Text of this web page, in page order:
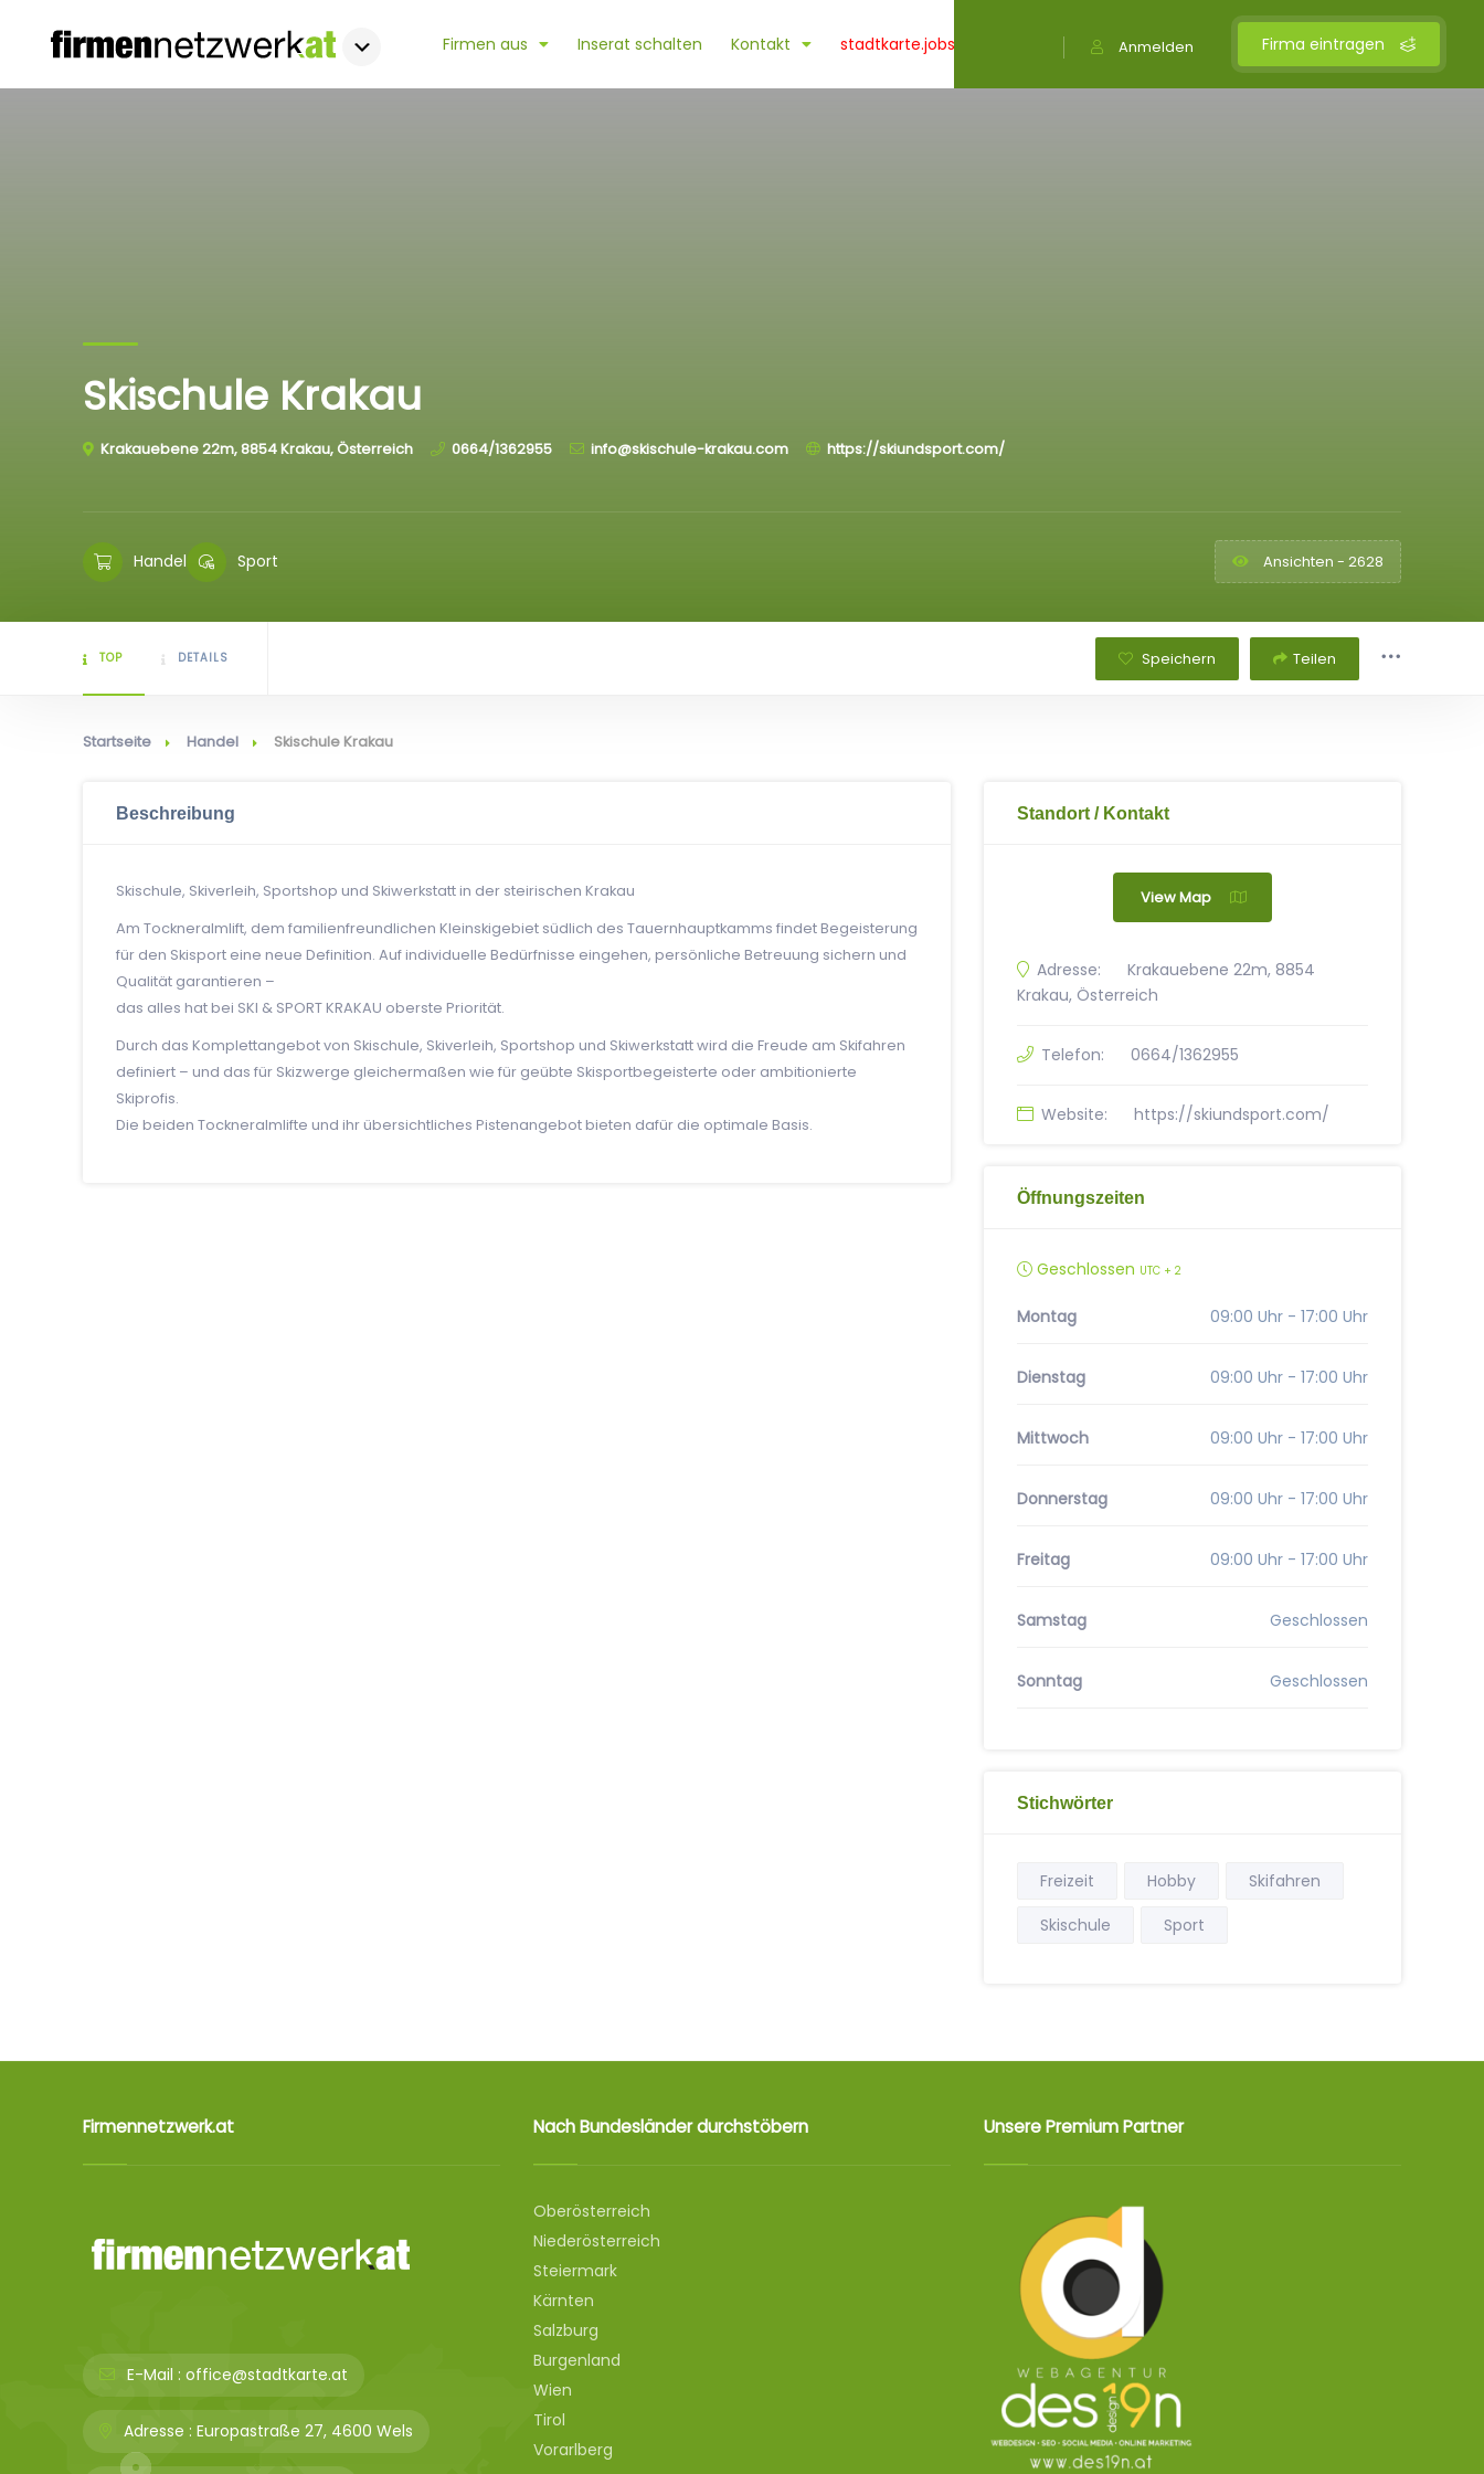
Firma eintragen
Anmelden
Firmen aus Inserat schalten Kontakt stadtkarte.jobs
Skischule Krakau
Krakauebene 22m, 8854 Krakau, Österreich 0664/1362955 info@skischule-krakau.com https://skiundsport.com/
Handel Sport Ansichten - 2628
TOP DETAILS Speichern Teilen
Startseite Handel Skischule Krakau
Beschreibung
Skischule, Skiverleih, Sportshop und Skiwerkstatt in der steirischen Krakau
Am Tockneralmlift, dem familienfreundlichen Kleinskigebiet südlich des Tauernhauptkamms findet Begeisterung
für den Skisport eine neue Definition. Auf individuelle Bedürfnisse eingehen, persönliche Betreuung sichern und
Qualität garantieren –
das alles hat bei SKI & SPORT KRAKAU oberste Priorität.
Durch das Komplettangebot von Skischule, Skiverleih, Sportshop und Skiwerkstatt wird die Freude am Skifahren
definiert – und das für Skizwerge gleichermaßen wie für geübte Skisportbegeisterte oder ambitionierte
Skiprofis.
Die beiden Tockneralmlifte und ihr übersichtliches Pistenangebot bieten dafür die optimale Basis.
Standort / Kontakt
View Map
Adresse:
Krakauebene 22m, 8854
Krakau, Österreich
Telefon: 0664/1362955
Website: https://skiundsport.com/
Öffnungszeiten
Geschlossen UTC + 2
Montag 09:00 Uhr - 17:00 Uhr
Dienstag 09:00 Uhr - 17:00 Uhr
Mittwoch 09:00 Uhr - 17:00 Uhr
Donnerstag 09:00 Uhr - 17:00 Uhr
Freitag 09:00 Uhr - 17:00 Uhr
Samstag Geschlossen
Sonntag Geschlossen
Stichwörter
Freizeit Hobby
Skifahren
Skischule
Sport
Firmennetzwerk.at
E-Mail : office@stadtkarte.at
Adresse : Europastraße 27, 4600 Wels
Nach Bundesländer durchstöbern
Oberösterreich
Niederösterreich
Steiermark
Kärnten
Salzburg
Burgenland
Wien
Tirol
Vorarlberg
Unsere Premium Partner